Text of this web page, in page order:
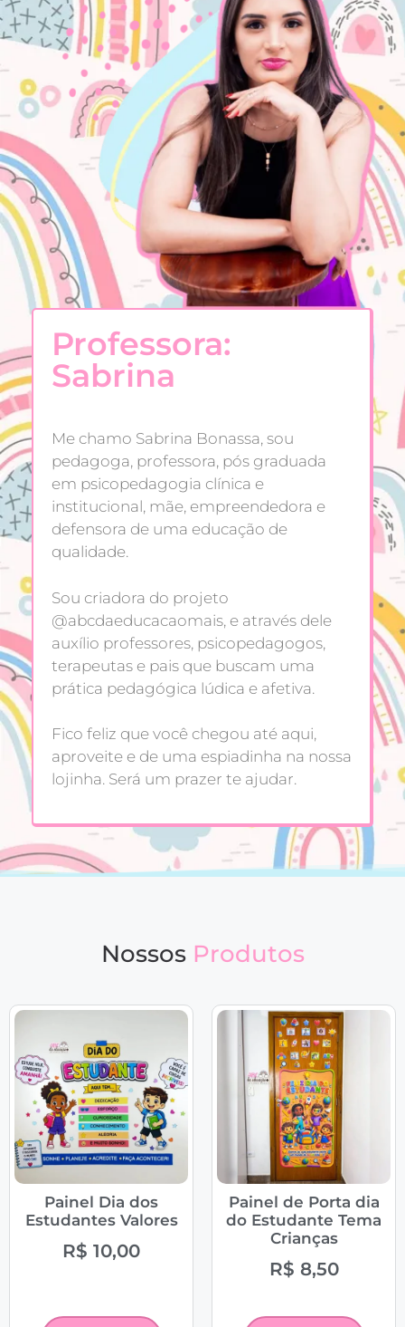
Professora:
Sabrina
Me chamo Sabrina Bonassa, sou
pedagoga, professora, pós graduada
em psicopedagogia clínica e
institucional, mãe, empreendedora e
defensora de uma educação de
qualidade.
Sou criadora do projeto
@abcdaeducacaomais, e através dele
auxílio professores, psicopedagogos,
terapeutas e pais que buscam uma
prática pedagógica lúdica e afetiva.
Fico feliz que você chegou até aqui,
aproveite e de uma espiadinha na nossa
lojinha. Será um prazer te ajudar.
Nossos Produtos
Painel Dia dos
Estudantes Valores
R$ 10,00
Painel de Porta dia
do Estudante Tema
Crianças
R$ 8,50